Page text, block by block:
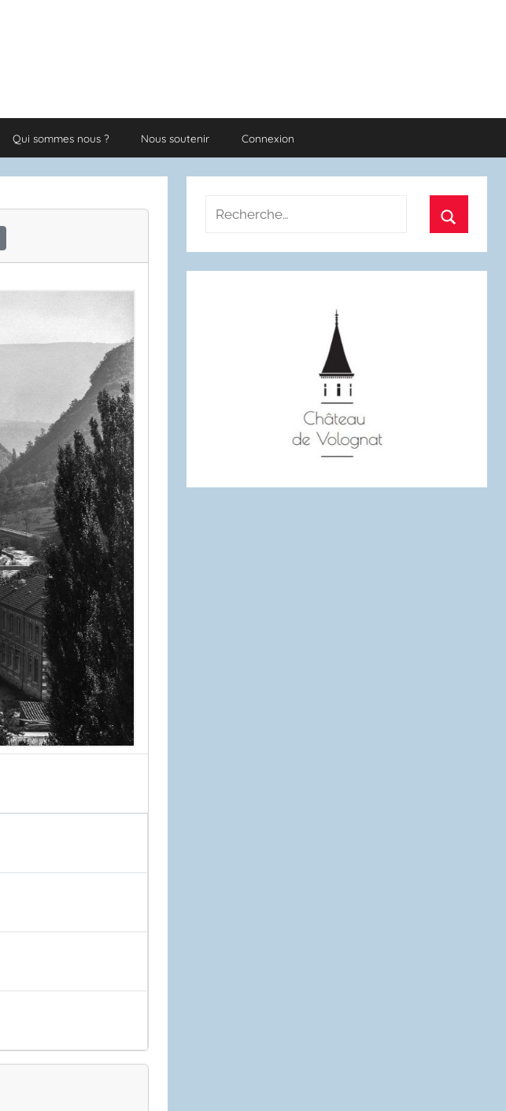
Qui sommes nous ? Nous soutenir Connexion
Recherche
: